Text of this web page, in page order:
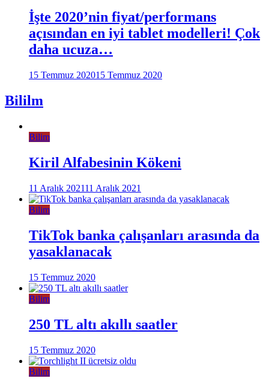
İşte 2020’nin fiyat/performans
açısından en iyi tablet modelleri! Çok
daha ucuza…
15 Temmuz 202015 Temmuz 2020
Bililm
Bilim
Kiril Alfabesinin Kökeni
11 Aralık 202111 Aralık 2021
Bilim
TikTok banka çalışanları arasında da
yasaklanacak
15 Temmuz 2020
Bilim
250 TL altı akıllı saatler
15 Temmuz 2020
Bilim